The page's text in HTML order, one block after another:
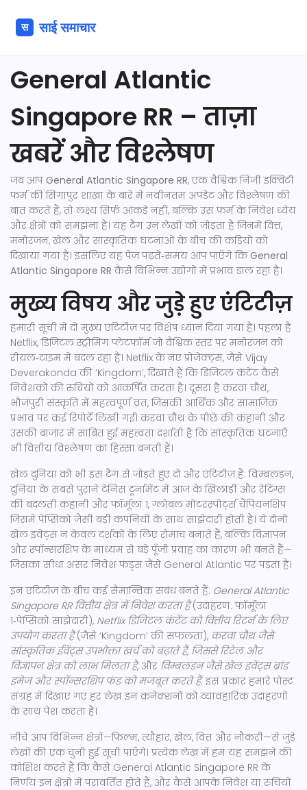
General Atlantic
Singapore RR – ताज़ा
खबरें और विश्लेषण
जब आप General Atlantic Singapore RR,एक वैश्विक निजी इक्विटी
फर्म की सिंगापुर शाखा के बारे में नवीनतम अपडेट और विश्लेषणकी
बात करते हैं, तो लक्ष्य सिर्फ आंकड़े नहीं, बल्कि उस फ़र्म के निवेश ध्येय
और क्षेत्रों को समझना है। यह टैग उन लेखों को जोड़ता है जिनमें वित्त,
मनोरंजन, खेल और सांस्कृतिक घटनाओं के बीच की कड़ियों को
दिखाया गया है। इसलिए यह पेज पढ़ते‑समय आप पाएँगे किGeneral
Atlantic Singapore RR कैसे विभिन्न उद्योगों में प्रभाव डाल रहा है।
मुख्य विषय और जुड़े हुए एंटिटीज़
हमारी सूची में दो मुख्य एंटिटीज़ पर विशेष ध्यान दिया गया है। पहला है
Netflix,डिजिटल स्ट्रीमिंग प्लेटफ़ॉर्म जो वैश्विक स्तर पर मनोरंजन को
रीयल‑टाइम में बदल रहा है। Netflix के नए प्रोजेक्ट्स, जैसे Vijay
Deverakonda की ‘Kingdom’, दिखाते हैं कि डिजिटल कंटेंट कैसे
निवेशकों की रुचियों को आकर्षित करता है। दूसरा हैकरवा चौथ,
भौजपुरी संस्कृति में महत्वपूर्ण व्रत, जिसकी आर्थिक और सामाजिक
प्रभाव पर कई रिपोर्टें लिखी गईं। करवा चौथ के पीछे की कहानी और
उसकी बाजार में साबित हुई महत्त्वता दर्शाती है कि सांस्कृतिक घटनाएँ
भी वित्तीय विश्लेषण का हिस्सा बनती हैं।
खेल दुनिया को भी इस टैग से जोड़ते हुए दो और एंटिटीज़ हैं:विम्बलडन,
दुनिया के सबसे पुराने टेनिस टूर्नामेंट में आज के खिलाड़ी और रेटिंग्स
की बदलती कहानी औरफॉर्मूला 1,ग्लोबल मोटरस्पोर्ट्स चैंपियनशिप
जिसमें पेप्सिको जैसी बड़ी कंपनियों के साथ साझेदारी होती है। ये दोनों
खेल इवेंट्स न केवल दर्शकों के लिए रोमांच बनाते हैं, बल्कि विज्ञापन
और स्पॉन्सरशिप के माध्यम से बड़े पूँजी प्रवाह का कारण भी बनते हैं—
जिसका सीधा असर निवेश फंड्स जैसे General Atlantic पर पड़ता है।
इन एंटिटीज़ के बीच कई सैमान्तिक संबंध बनते हैं: General Atlantic
Singapore RR वित्तीय क्षेत्र में निवेश करता है(उदाहरण: फॉर्मूला
1‑पेप्सिको साझेदारी), Netflix डिजिटल कंटेंट को वित्तीय रिटर्न के लिए
उपयोग करता है(जैसे ‘Kingdom’ की सफलता), करवा चौथ जैसे
सांस्कृतिक ईवेंट्स उपभोक्ता खर्च को बढ़ाते हैं, जिससे रिटेल और
विज्ञापन क्षेत्र को लाभ मिलता है, और विम्बलडन जैसे खेल इवेंट्स ब्रांड
इमेज और स्पॉन्सरशिप फंड को मजबूत करते हैं. इस प्रकार हमारे पोस्ट
संग्रह में दिखाए गए हर लेख इन कनेक्शनों को व्यावहारिक उदाहरणों
के साथ पेश करता है।
नीचे आप विभिन्न क्षेत्रों—फ़िल्म, त्यौहार, खेल, वित्त और नौकरी—से जुड़े
लेखों की एक चुनी हुई सूची पाएँगे। प्रत्येक लेख में हम यह समझने की
कोशिश करते हैं कि कैसे General Atlantic Singapore RR के
निर्णय इन क्षेत्रों में परावर्तित होते हैं, और कैसे आपके निवेश या रुचियों